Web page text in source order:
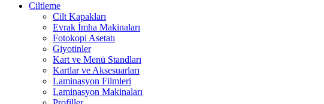
Ciltleme
Cilt Kapakları
Evrak İmha Makinaları
Fotokopi Asetatı
Giyotinler
Kart ve Menü Standları
Kartlar ve Aksesuarları
Laminasyon Filmleri
Laminasyon Makinaları